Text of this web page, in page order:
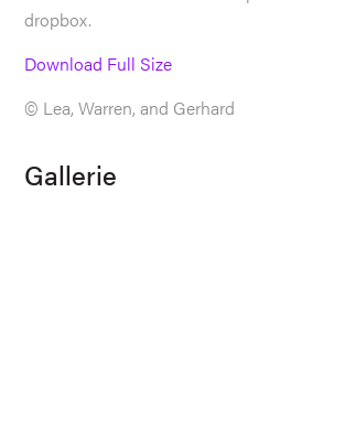
dropbox.
Download Full Size
© Lea, Warren, and Gerhard
Gallerie